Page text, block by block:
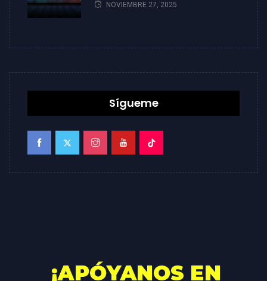
NOVIEMBRE 27, 2025
Sígueme